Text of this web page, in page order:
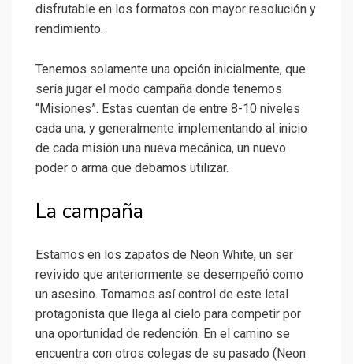
disfrutable en los formatos con mayor resolución y
rendimiento.
Tenemos solamente una opción inicialmente, que
sería jugar el modo campaña donde tenemos
“Misiones”. Estas cuentan de entre 8-10 niveles
cada una, y generalmente implementando al inicio
de cada misión una nueva mecánica, un nuevo
poder o arma que debamos utilizar.
La campaña
Estamos en los zapatos de Neon White, un ser
revivido que anteriormente se desempeñó como
un asesino. Tomamos así control de este letal
protagonista que llega al cielo para competir por
una oportunidad de redención. En el camino se
encuentra con otros colegas de su pasado (Neon